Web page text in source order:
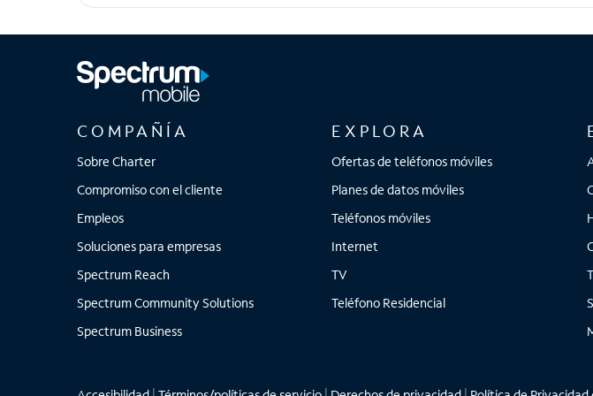
COMPAÑÍA
Sobre Charter
Compromiso con el cliente
Empleos
Soluciones para empresas
Spectrum Reach
Spectrum Community Solutions
Spectrum Business
EXPLORA
Ofertas de teléfonos móviles
Planes de datos móviles
Teléfonos móviles
Internet
TV
Teléfono Residencial